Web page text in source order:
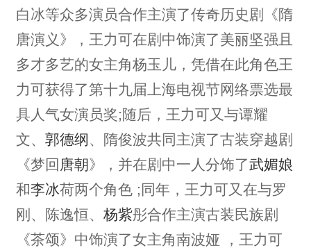
白冰等众多演员合作主演了传奇历史剧《隋
唐演义》，王力可在剧中饰演了美丽坚强且
多才多艺的女主角杨玉儿，凭借在此角色王
力可获得了第十九届上海电视节网络票选最
具人气女演员奖;随后，王力可又与谭耀
文、 郭德纲 、隋俊波共同主演了古装穿越剧
《梦回 唐朝》，并在剧中一人分饰了武媚娘
和李冰荷两个角色 ;同年，王力可又在与罗
刚、陈逸恒、 杨紫彤合作主演古装民族剧
《茶颂》中饰演了女主角南波娅 ，王力可